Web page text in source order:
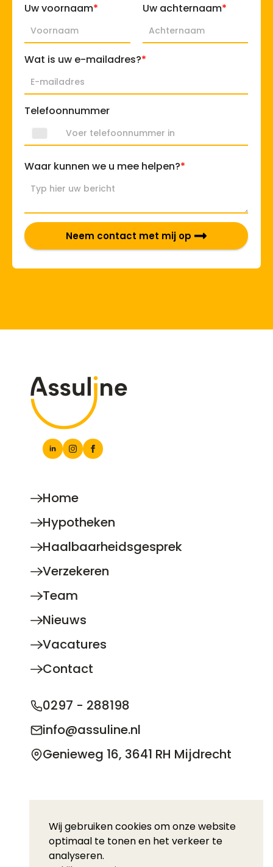
Uw voornaam* Uw achternaam*
Wat is uw e-mailadres?*
Telefoonnummer
Waar kunnen we u mee helpen?*
Neem contact met mij op
Home
Hypotheken
Haalbaarheidsgesprek
Verzekeren
Team
Nieuws
Vacatures
Contact
0297 - 288198
info@assuline.nl
Genieweg 16, 3641 RH Mijdrecht
Privacy statement
Wij gebruiken cookies om onze website
optimaal te tonen en het verkeer te
analyseren.